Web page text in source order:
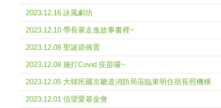
2023.12.16 詠風劇坊
2023.12.10 帶長輩走進故事書裡~
2023.12.08 聖誕節佈置
2023.12.08 施打Covid 疫苗囉~
2023.12.05 大韓民國京畿道消防局蒞臨東明住宿長照機構
2023.12.01 信望愛基金會